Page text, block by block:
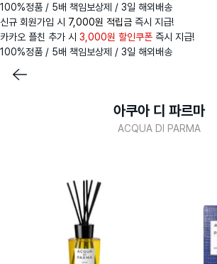
100%정품 / 5배 책임보상제 / 3일 해외배송
신규 회원가입 시 7,000원 적립금 즉시 지급!
카카오 플친 추가 시 3,000원 할인쿠폰 즉시 지급!
100%정품 / 5배 책임보상제 / 3일 해외배송
아쿠아 디 파르마
ACQUA DI PARMA